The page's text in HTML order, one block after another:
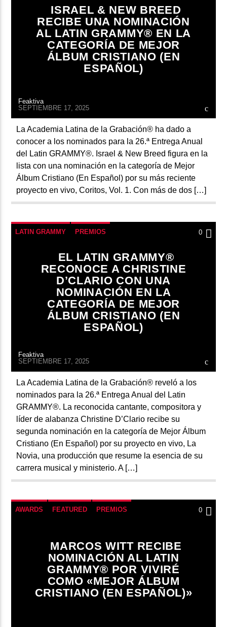
ISRAEL & NEW BREED
RECIBE UNA NOMINACIÓN
AL LATIN GRAMMY® EN LA
CATEGORÍA DE MEJOR
ÁLBUM CRISTIANO (EN
ESPAÑOL)
Feaktiva
SEPTIEMBRE 17, 2025
La Academia Latina de la Grabación® ha dado a
conocer a los nominados para la 26.ª Entrega Anual
del Latin GRAMMY®. Israel & New Breed figura en la
lista con una nominación en la categoría de Mejor
Álbum Cristiano (En Español) por su más reciente
proyecto en vivo, Coritos, Vol. 1. Con más de dos […]
LATIN GRAMMY PREMIOS 0
EL LATIN GRAMMY®
RECONOCE A CHRISTINE
D’CLARIO CON UNA
NOMINACIÓN EN LA
CATEGORÍA DE MEJOR
ÁLBUM CRISTIANO (EN
ESPAÑOL)
Feaktiva
SEPTIEMBRE 17, 2025
La Academia Latina de la Grabación® reveló a los
nominados para la 26.ª Entrega Anual del Latin
GRAMMY®. La reconocida cantante, compositora y
líder de alabanza Christine D’Clario recibe su
segunda nominación en la categoría de Mejor Álbum
Cristiano (En Español) por su proyecto en vivo, La
Novia, una producción que resume la esencia de su
carrera musical y ministerio. A […]
AWARDS FEATURED PREMIOS 0
MARCOS WITT RECIBE
NOMINACIÓN AL LATIN
GRAMMY® POR VIVIRÉ
COMO «MEJOR ÁLBUM
CRISTIANO (EN ESPAÑOL)»